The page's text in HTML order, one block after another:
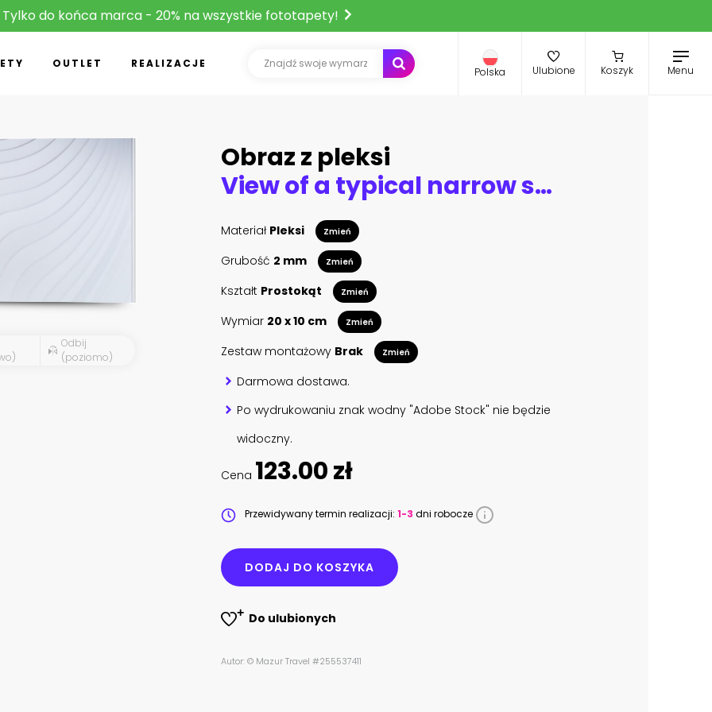
Tylko do końca marca - 20% na wszystkie fototapety!
OUTLET REALIZACJE
Polska Ulubione Koszyk Menu
Odbij
(poziomo)
Obraz z pleksi
View of a typical narrow street in old town of Naoussa, Paros island, Cyclades
Materiał Pleksi Zmień
Grubość 2 mm Zmień
Kształt Prostokąt Zmień
Wymiar 20 x 10 cm Zmień
Zestaw montażowy Brak Zmień
Darmowa dostawa.
Po wydrukowaniu znak wodny "Adobe Stock" nie będzie
widoczny.
Cena 123.00 zł
Przewidywany termin realizacji: 1-3 dni robocze
DODAJ DO KOSZYKA
Do ulubionych
Autor: © Mazur Travel #255537411